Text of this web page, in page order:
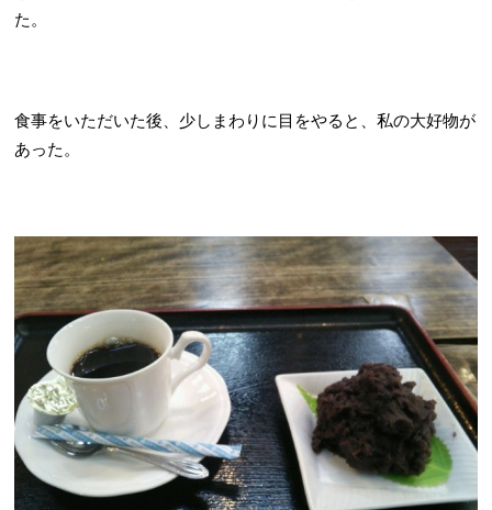
た。
食事をいただいた後、少しまわりに目をやると、私の大好物が
あった。